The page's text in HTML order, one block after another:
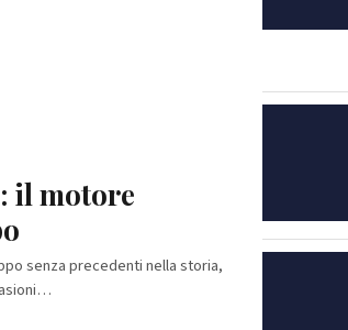
il motore
senza precedenti nella storia,